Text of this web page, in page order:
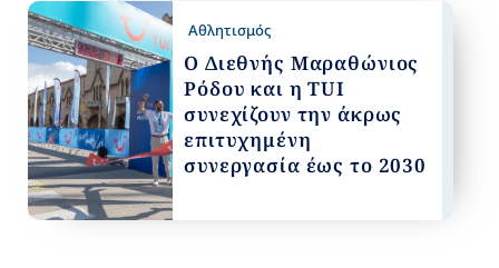
Αθλητισμός
Ο Διεθνής Μαραθώνιος
Ρόδου και η TUI
συνεχίζουν την άκρως
επιτυχημένη
συνεργασία έως το 2030